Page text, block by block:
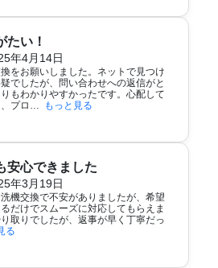
たい！
年4月14日
をお願いしました。ネットで見つけ
でしたが、問い合わせへの返信がと
もわかりやすかったです。心配して
プロ
もっと見る
安心できました
年3月19日
機交換で不安がありましたが、希望
だけでスムーズに対応してもらえま
取りでしたが、返事が早く丁寧だっ
る